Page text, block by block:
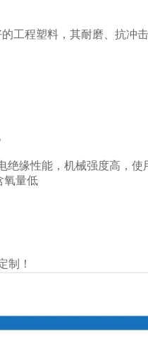
工程塑料，其耐磨、抗冲
绝缘性能，机械强度高，使
氧量低
制！